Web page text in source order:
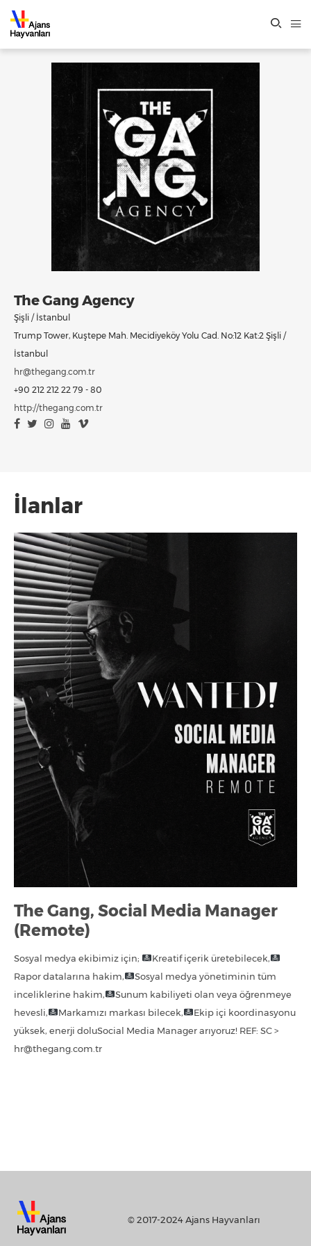
The Gang Agency
Şişli / İstanbul
Trump Tower, Kuştepe Mah. Mecidiyeköy Yolu Cad. No:12 Kat:2 Şişli /
İstanbul
hr@thegang.com.tr
+90 212 212 22 79 - 80
http://thegang.com.tr
İlanlar
The Gang, Social Media Manager
(Remote)
Sosyal medya ekibimiz için;
Kreatif içerik üretebilecek,
Rapor datalarına hakim,
Sosyal medya yönetiminin tüm
inceliklerine hakim,
Sunum kabiliyeti olan veya öğrenmeye
hevesli,
Markamızı markası bilecek,
Ekip içi koordinasyonu
yüksek, enerji doluSocial Media Manager arıyoruz! REF: SC >
hr@thegang.com.tr
© 2017-2024 Ajans Hayvanları